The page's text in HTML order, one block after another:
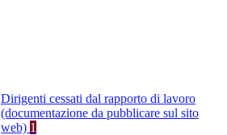
Dirigenti cessati dal rapporto di lavoro
(documentazione da pubblicare sul sito
web) 1